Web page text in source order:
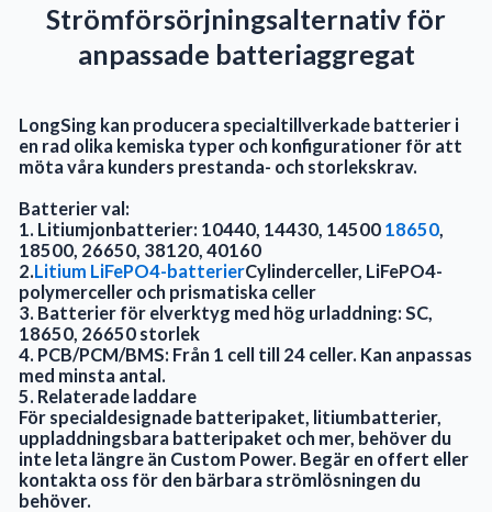
Strömförsörjningsalternativ för
anpassade batteriaggregat
LongSing kan producera specialtillverkade batterier i
en rad olika kemiska typer och konfigurationer för att
möta våra kunders prestanda- och storlekskrav.
Batterier val:
1. Litiumjonbatterier: 10440, 14430, 14500 18650
18500, 26650, 38120, 40160
2.Litium LiFePO4-batterierCylinderceller, LiFePO4-
polymerceller och prismatiska celler
3. Batterier för elverktyg med hög urladdning: SC,
18650, 26650 storlek
4. PCB/PCM/BMS: Från 1 cell till 24 celler. Kan anpassas
med minsta antal.
5. Relaterade laddare
För specialdesignade batteripaket, litiumbatterier,
uppladdningsbara batteripaket och mer, behöver du
inte leta längre än Custom Power. Begär en offert eller
kontakta oss för den bärbara strömlösningen du
behöver.